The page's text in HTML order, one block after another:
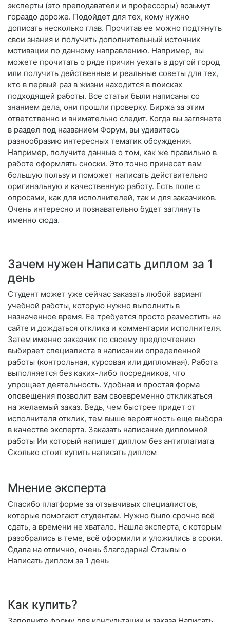
эксперты (это преподаватели и профессоры) возьмут
гораздо дороже. Подойдет для тех, кому нужно
дописать несколько глав. Прочитав ее можно подтянуть
свои знания и получить дополнительный источник
мотивации по данному направлению. Например, вы
можете прочитать о ряде причин уехать в другой город
или получить действенные и реальные советы для тех,
кто в первый раз в жизни находится в поисках
подходящей работы. Все статьи были написаны со
знанием дела, они прошли проверку. Биржа за этим
ответственно и внимательно следит. Когда вы заглянете
в раздел под названием Форум, вы удивитесь
разнообразию интересных тематик обсуждения.
Например, получите данные о том, как же правильно в
работе оформлять сноски. Это точно принесет вам
большую пользу и поможет написать действительно
оригинальную и качественную работу. Есть поле с
опросами, как для исполнителей, так и для заказчиков.
Очень интересно и познавательно будет заглянуть
именно сюда.
Зачем нужен Написать диплом за 1
день
Студент может уже сейчас заказать любой вариант
учебной работы, которую нужно выполнить в
назначенное время. Ее требуется просто разместить на
сайте и дождаться отклика и комментарии исполнителя.
Затем именно заказчик по своему предпочтению
выбирает специалиста в написании определенной
работы (контрольная, курсовая или дипломная). Работа
выполняется без каких-либо посредников, что
упрощает деятельность. Удобная и простая форма
оповещения позволит вам своевременно откликаться
на желаемый заказ. Ведь, чем быстрее придет от
исполнителя отклик, тем выше вероятность еще выбора
в качестве эксперта. Заказать написание дипломной
работы Ии который напишет диплом без антиплагиата
Сколько стоит купить написать диплом
Мнение эксперта
Спасибо платформе за отзывчивых специалистов,
которые помогают студентам. Нужно было срочно всё
сдать, а времени не хватало. Нашла эксперта, с которым
разобрались в теме, всё оформили и уложились в сроки.
Сдала на отлично, очень благодарна! Отзывы о
Написать диплом за 1 день
Как купить?